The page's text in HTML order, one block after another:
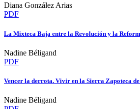
Diana González Arias
PDF
La Mixteca Baja entre la Revolución y la
Nadine Béligand
PDF
Vencer la derrota. Vivir en la Sierra Zapoteca
Nadine Béligand